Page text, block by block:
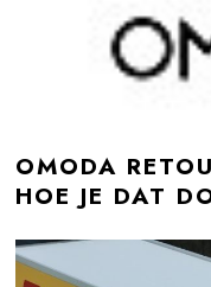
OMODA
HOE JE DAT